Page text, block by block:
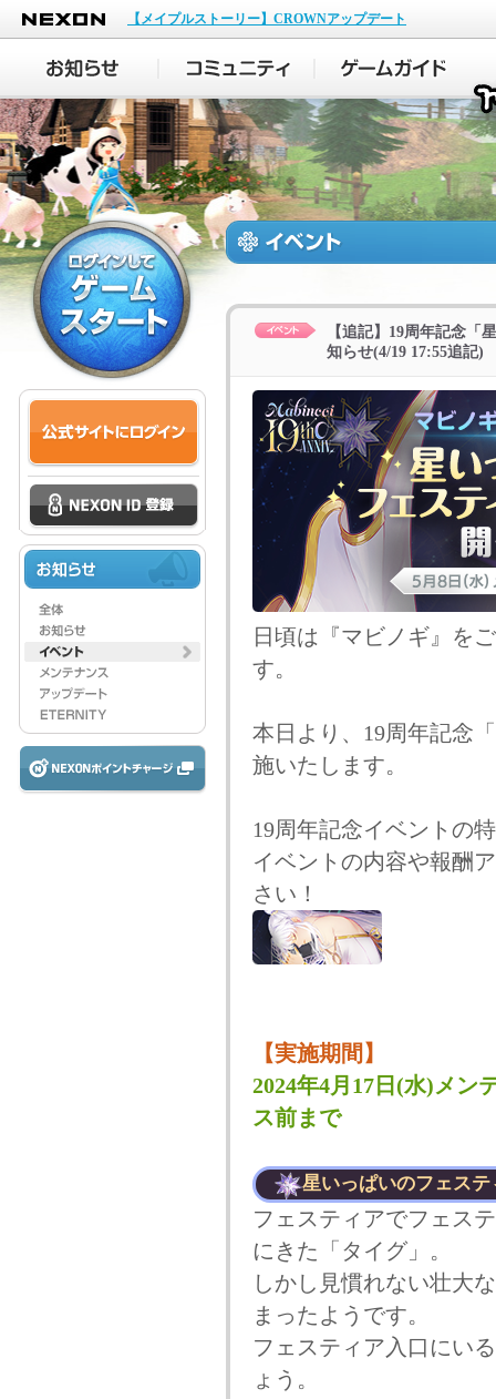
NEXON
【メイプルストーリー】CROWNアップデート
【追記】19周年記念「
知らせ(4/19 17:55追記)
日頃は『マビノギ』を
す。
本日より、19周年記念
施いたします。
19周年記念イベントの
イベントの内容や報酬
さい！
【実施期間】
2024年4月17日(水)メン
ス前まで
星いっぱいのフェステ
フェスティアでフェス
にきた「タイグ」。
しかし見慣れない壮大
まったようです。
フェスティア入口にい
ょう。